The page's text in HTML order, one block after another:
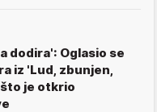
dodira': Oglasio se
iz 'Lud, zbunjen,
je otkrio